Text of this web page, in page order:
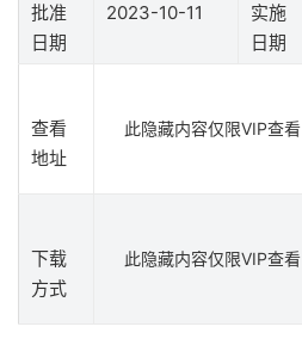
批准
日期
2023-10-11
实施
日期
查看
地址
此隐藏内容仅限VIP查看
下载
方式
此隐藏内容仅限VIP查看